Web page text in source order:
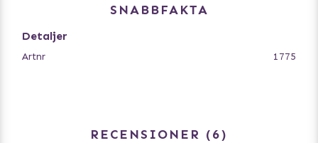
11 × 2,5cm. De liknar älgchipsen men är mindre och mer
oregelbundna.
SNABBFAKTA
Detaljer
Artnr 1775
RECENSIONER 6